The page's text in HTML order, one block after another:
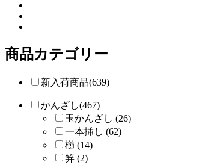
商品カテゴリー
新入荷商品(639)
かんざし(467)
玉かんざし (26)
一本挿し (62)
櫛 (14)
笄 (2)